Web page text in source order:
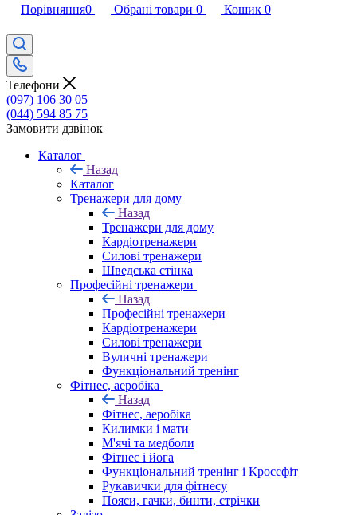
Порівняння0 Обрані товари 0 Кошик 0
Телефони
(097) 106 30 05
(044) 594 85 75
Замовити дзвінок
Каталог
Назад
Каталог
Тренажери для дому
Назад
Тренажери для дому
Кардіотренажери
Силові тренажери
Шведська стінка
Професійні тренажери
Назад
Професійні тренажери
Кардіотренажери
Силові тренажери
Вуличні тренажери
Функціональний тренінг
Фітнес, аеробіка
Назад
Фітнес, аеробіка
Килимки і мати
М'ячі та медболи
Фітнес і йога
Функціональний тренінг і Кроссфіт
Рукавички для фітнесу
Пояси, гачки, бинти, стрічки